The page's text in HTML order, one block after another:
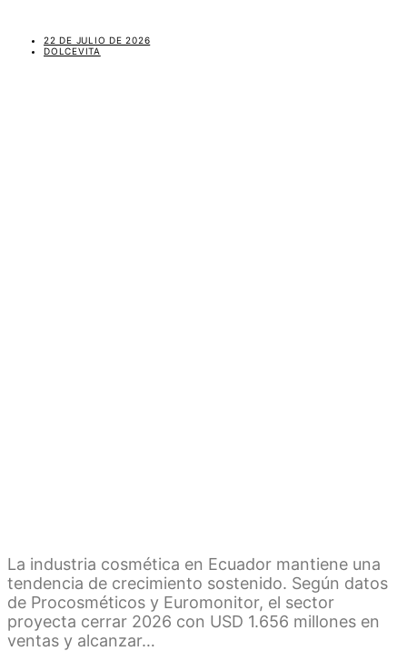
22 DE JULIO DE 2026
DOLCEVITA
La industria cosmética en Ecuador mantiene una
tendencia de crecimiento sostenido. Según datos
de Procosméticos y Euromonitor, el sector
proyecta cerrar 2026 con USD 1.656 millones en
ventas y alcanzar…